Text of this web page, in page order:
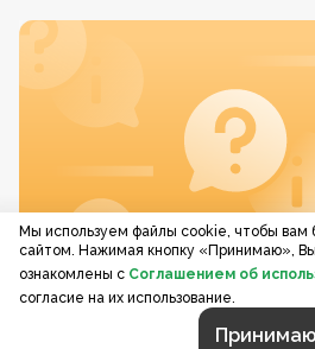
Мы используем файлы cookie, чтобы вам
сайтом. Нажимая кнопку «Принимаю»,
ознакомлены с Соглашением об
согласие на их использование.
Принимаю